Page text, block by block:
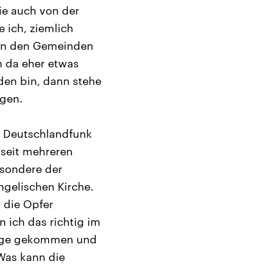
auch von der
ich, ziemlich
den Gemeinden
da eher etwas
bin, dann stehe
Deutschlandfunk
mehreren
der
Kirche.
die Opfer
ich das richtig im
gekommen und
kann die